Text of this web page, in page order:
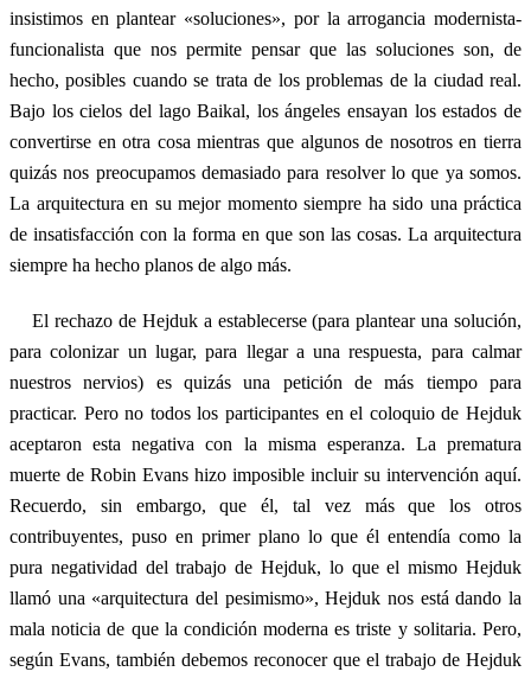
insistimos en plantear «soluciones», por la arrogancia modernista-
funcionalista que nos permite pensar que las soluciones son, de
hecho, posibles cuando se trata de los problemas de la ciudad real.
Bajo los cielos del lago Baikal, los ángeles ensayan los estados de
convertirse en otra cosa mientras que algunos de nosotros en tierra
quizás nos preocupamos demasiado para resolver lo que ya somos.
La arquitectura en su mejor momento siempre ha sido una práctica
de insatisfacción con la forma en que son las cosas. La arquitectura
siempre ha hecho planos de algo más.
El rechazo de Hejduk a establecerse (para plantear una solución,
para colonizar un lugar, para llegar a una respuesta, para calmar
nuestros nervios) es quizás una petición de más tiempo para
practicar. Pero no todos los participantes en el coloquio de Hejduk
aceptaron esta negativa con la misma esperanza. La prematura
muerte de Robin Evans hizo imposible incluir su intervención aquí.
Recuerdo, sin embargo, que él, tal vez más que los otros
contribuyentes, puso en primer plano lo que él entendía como la
pura negatividad del trabajo de Hejduk, lo que el mismo Hejduk
llamó una «arquitectura del pesimismo», Hejduk nos está dando la
mala noticia de que la condición moderna es triste y solitaria. Pero,
según Evans, también debemos reconocer que el trabajo de Hejduk